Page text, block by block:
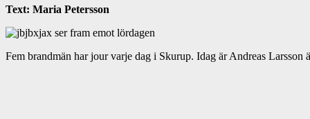
Text: Maria Petersson
Fem brandmän har jour varje dag i Skurup. Idag är Andreas Larsson